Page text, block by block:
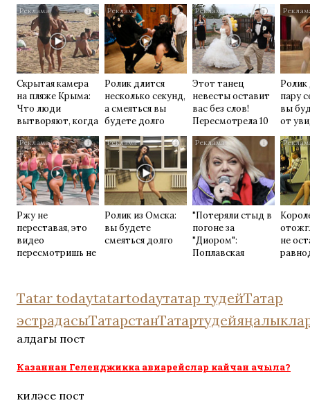
i
Скрытая камера
на пляже Крыма:
Что люди
вытворяют, когда
их не видят...
i
Ролик длится
несколько секунд,
а смеяться вы
будете долго
i
Этот танец
невесты оставит
вас без слов!
Пересмотрела 10
раз
Ролик
пару
вы
от
i
Ржу не
переставая, это
видео
пересмотришь не
i
Ролик из Омска:
вы будете
смеяться долго
i
"Потеряли стыд в
погоне за
"Диором":
Поплавская
не
Tatar todaytatartodayтатар тудейТатар
эстрадасыТатарстанТатартудей
алдагы пост
Казаннан Геленджикка авиарейслар кайчан ачыла?
киләсе пост